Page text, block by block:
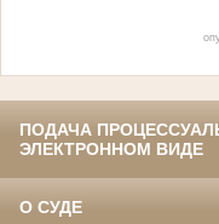
ПОДАЧА
ЭЛЕКТРОННОМ ВИДЕ
О СУДЕ